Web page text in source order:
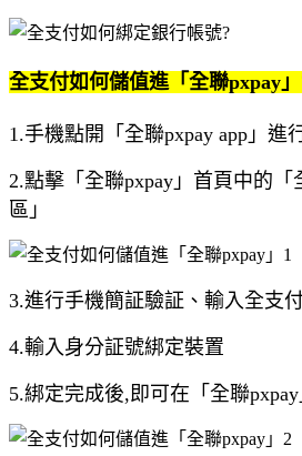
全支付如何儲值進「全聯pxpay
1.手機點開「全聯pxpay app」進
2.點擊「全聯pxpay」首頁中的
區」
3.進行手機簡証驗証、輸入全支
4.輸入身分証號綁定裝置
5.綁定完成後,即可在「全聯